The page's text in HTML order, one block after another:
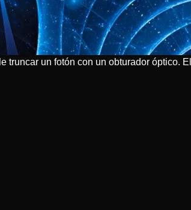
un fotón con un obturador óptico.